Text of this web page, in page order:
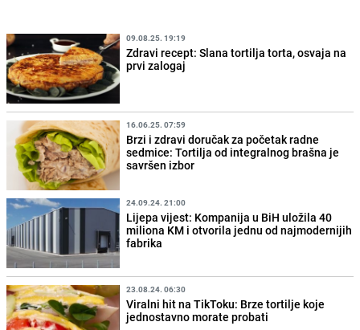
09.08.25. 19:19
Zdravi recept: Slana tortilja torta, osvaja na
prvi zalogaj
16.06.25. 07:59
Brzi i zdravi doručak za početak radne
sedmice: Tortilja od integralnog brašna je
savršen izbor
24.09.24. 21:00
Lijepa vijest: Kompanija u BiH uložila 40
miliona KM i otvorila jednu od najmodernijih
fabrika
23.08.24. 06:30
Viralni hit na TikToku: Brze tortilje koje
jednostavno morate probati